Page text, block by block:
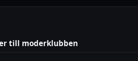
till moderklubben